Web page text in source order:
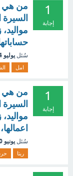
1
إجابة
من هي
السيرة
مواليد،
سُئل يوليو 4
امل
1
إجابة
من هي
السيرة
مواليد،
سُئل يونيو 30
ريتا